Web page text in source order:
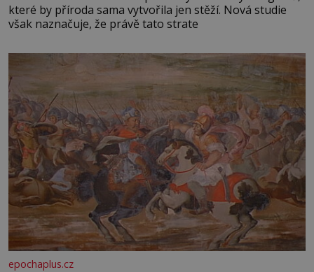
které by příroda sama vytvořila jen stěží. Nová studie
však naznačuje, že právě tato strate
epochaplus.cz